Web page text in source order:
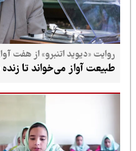
روایت «دیوید اتنبرو» از هفت آواز
طبیعت آواز می‌خواند تا زنده